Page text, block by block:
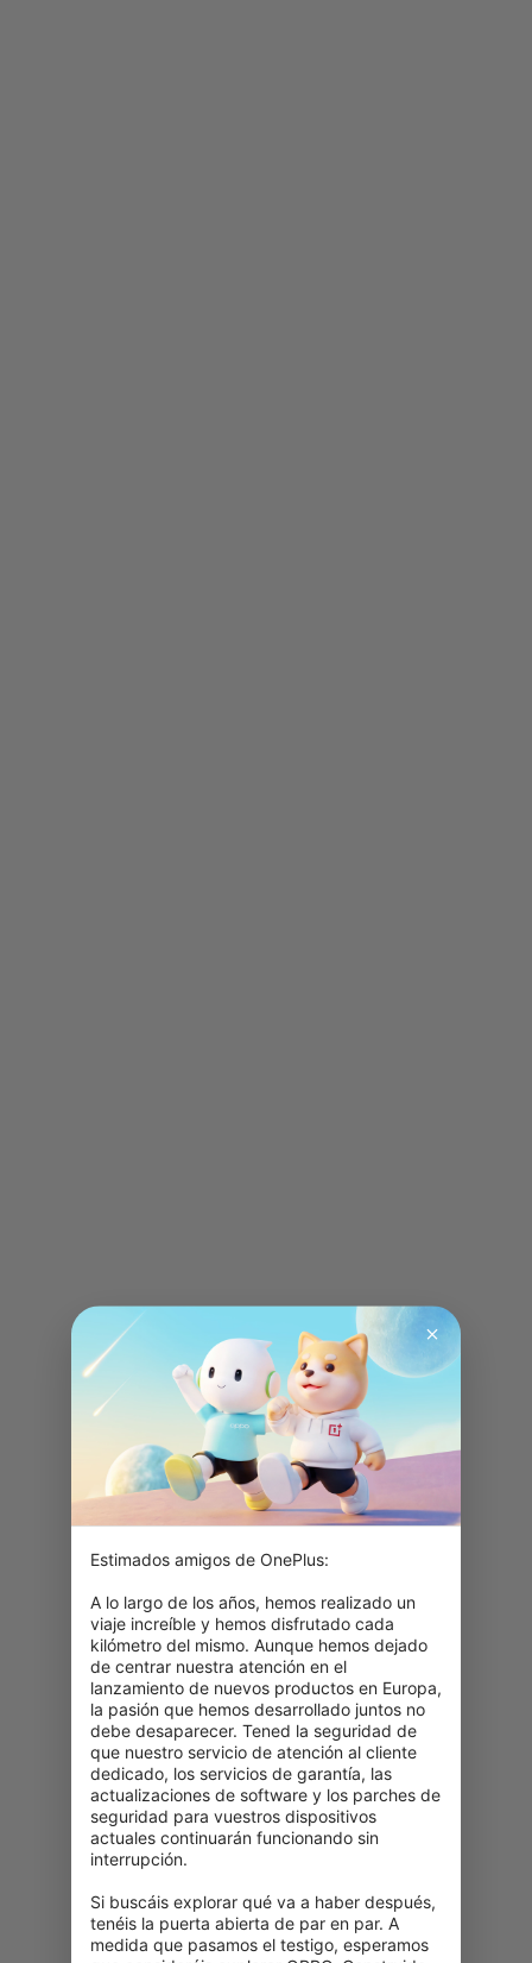
Estimados amigos de OnePlus:
A lo largo de los años, hemos realizado un
viaje increíble y hemos disfrutado cada
kilómetro del mismo. Aunque hemos dejado
de centrar nuestra atención en el
lanzamiento de nuevos productos en Europa,
la pasión que hemos desarrollado juntos no
debe desaparecer. Tened la seguridad de
que nuestro servicio de atención al cliente
dedicado, los servicios de garantía, las
actualizaciones de software y los parches de
seguridad para vuestros dispositivos
actuales continuarán funcionando sin
interrupción.
Si buscáis explorar qué va a haber después,
tenéis la puerta abierta de par en par. A
medida que pasamos el testigo, esperamos